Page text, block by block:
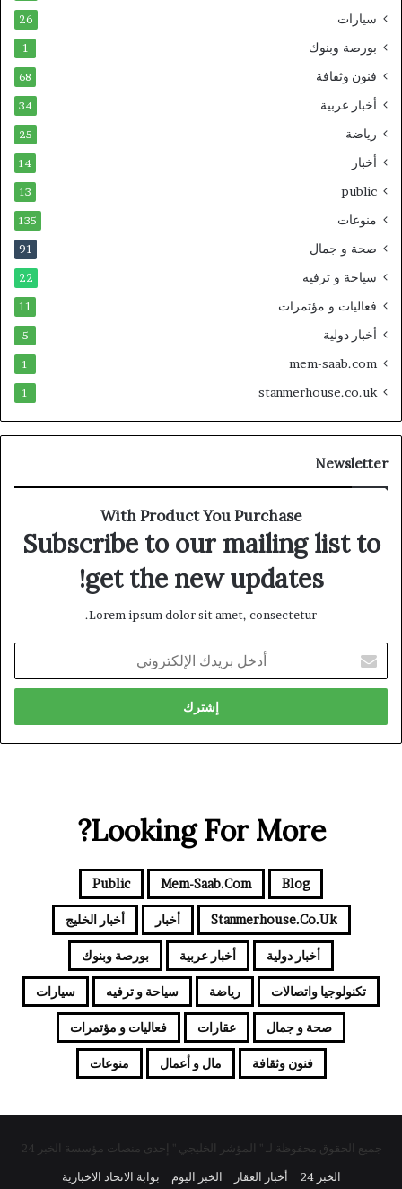
سيارات 26
بورصة وبنوك 1
فنون وثقافة 68
أخبار عربية 34
رياضة 25
أخبار 14
public
13
منوعات 135
صحة و جمال 91
سياحة و ترفيه 22
فعاليات و مؤتمرات 11
أخبار دولية 5
mem-saab.com
1
stanmerhouse.co.uk
1
Newsletter
With Product You Purchase
Subscribe to our mailing list to
get the new updates!
Lorem ipsum dolor sit amet, consectetur.
بريدك
الإلكتروني
Looking For More?
Blog
Mem-Saab.com
Public
Stanmerhouse.co.uk أخبار أخبار الخليج
أخبار دولية أخبار عربية بورصة وبنوك
تكنولوجيا واتصالات رياضة سياحة و ترفيه سيارات
صحة و جمال عقارات فعاليات و مؤتمرات
فنون وثقافة مال و أعمال منوعات
جميع الحقوق محفوظة لـ " المؤشر الخليجي " إحدى منصات مؤسسة الخبر 24
الخبر 24
أخبار العقار الخبر اليوم بوابة الاتحاد الاخبارية